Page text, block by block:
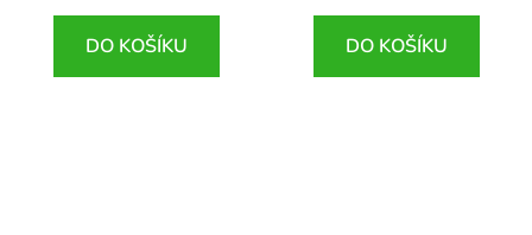
DO KOŠÍKU DO KOŠÍKU